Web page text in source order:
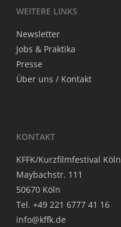
WEI­TE­RE LINKS
News­let­ter
Jobs & Praktika
Pres­se
Über uns / Kontakt
KON­TAKT
KFFK/Kurzfilmfestival Köln
May­bach­str. 111
50670 Köln
Tel. +49 221 6777 41 16
info@kffk.de